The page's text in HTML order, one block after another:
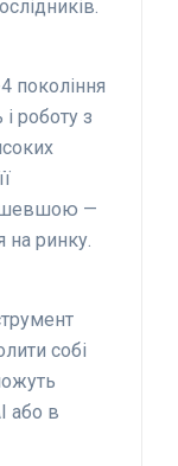
покоління
роботу з
—
на ринку.
собі
або в